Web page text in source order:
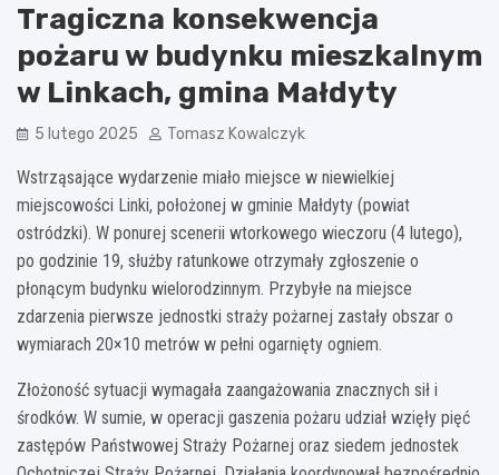
Tragiczna konsekwencja
pożaru w budynku mieszkalnym
w Linkach, gmina Małdyty
5 lutego 2025 Tomasz Kowalczyk
Wstrząsające wydarzenie miało miejsce w niewielkiej
miejscowości Linki, położonej w gminie Małdyty (powiat
ostródzki). W ponurej scenerii wtorkowego wieczoru (4 lutego),
po godzinie 19, służby ratunkowe otrzymały zgłoszenie o
płonącym budynku wielorodzinnym. Przybyłe na miejsce
zdarzenia pierwsze jednostki straży pożarnej zastały obszar o
wymiarach 20×10 metrów w pełni ogarnięty ogniem.
Złożoność sytuacji wymagała zaangażowania znacznych sił i
środków. W sumie, w operacji gaszenia pożaru udział wzięły pięć
zastępów Państwowej Straży Pożarnej oraz siedem jednostek